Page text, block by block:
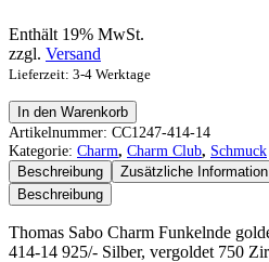
Enthält 19% MwSt.
zzgl. Versand
Lieferzeit: 3-4 Werktage
Thomas
Sabo
Charm
Funkelnde
goldene
Krone
Menge
In den Warenkorb
Artikelnummer: CC1247-414-14
Kategorie: Charm, Charm Club, Schmuck
Beschreibung
Zusätzliche Information
Beschreibung
Thomas Sabo Charm Funkelnde
414-14 925/- Silber, vergoldet 750